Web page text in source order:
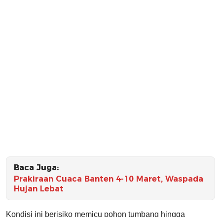
Baca Juga:
Prakiraan Cuaca Banten 4-10 Maret, Waspada
Hujan Lebat
Kondisi ini berisiko memicu pohon tumbang hingga